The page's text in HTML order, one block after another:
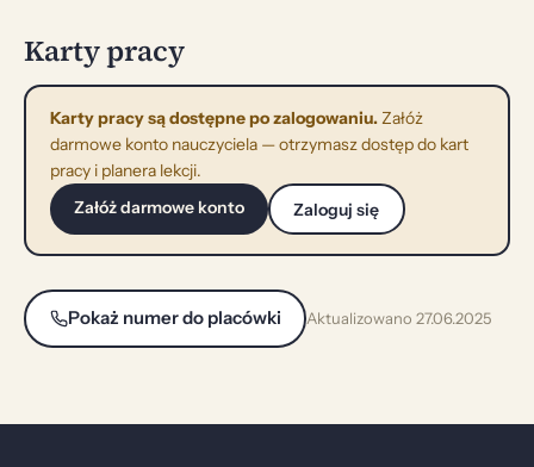
Karty pracy
Karty pracy są dostępne po zalogowaniu.Załóż
darmowe konto nauczyciela — otrzymasz dostęp do kart
pracy i planera lekcji.
Załóż darmowe konto
Zaloguj się
Pokaż numer do placówki Aktualizowano 27.06.2025